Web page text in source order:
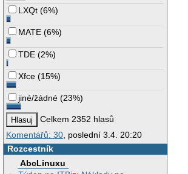
LXQt (6%)
MATE (6%)
TDE (2%)
Xfce (15%)
jiné/žádné (23%)
Celkem 2352 hlasů
Komentářů: 30 , poslední 3.4. 20:20
Rozcestník
AbcLinuxu